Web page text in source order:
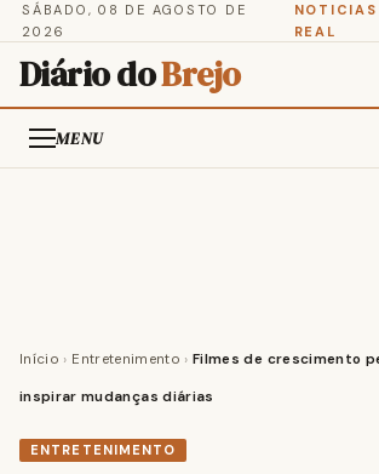
SÁBADO, 08 DE AGOSTO DE
2026
REAL
Diário doBrejo
MENU
Início › Entretenimento › Filmes de crescimento
inspirar mudanças diárias
ENTRETENIMENTO